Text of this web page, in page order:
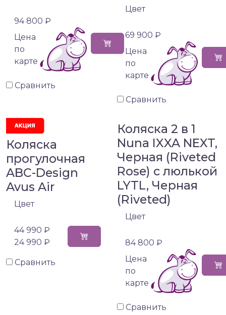
94 800 ₽
Цена
по
карте
Сравнить
Цвет
69 900 ₽
Цена
по
карте
Сравнить
Коляска
прогулочная
ABC-Design
Avus Air
Цвет
44 990 ₽
24 990 ₽
Сравнить
Коляска 2 в 1
Nuna IXXA NEXT,
Черная (Riveted
Rose) с люлькой
LYTL, Черная
(Riveted)
Цвет
84 800 ₽
Цена
по
карте
Сравнить